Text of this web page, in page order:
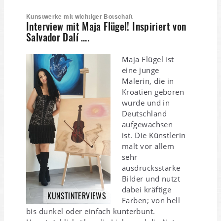
Kunstwerke mit wichtiger Botschaft
Interview mit Maja Flügel! Inspiriert von
Salvador Dalí ….
KUNSTINTERVIEWS
Maja Flügel ist
eine junge
Malerin, die in
Kroatien geboren
wurde und in
Deutschland
aufgewachsen
ist. Die Künstlerin
malt vor allem
sehr
ausdrucksstarke
Bilder und nutzt
dabei kräftige
Farben; von hell
bis dunkel oder einfach kunterbunt.